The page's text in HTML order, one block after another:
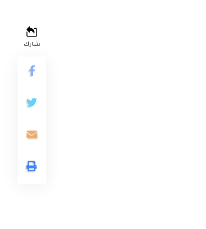
شارك